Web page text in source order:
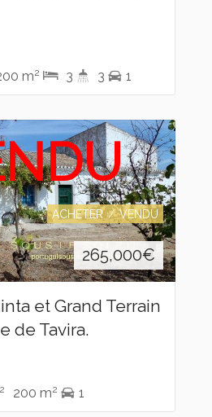
m2 3 3 1
ACHETER VENDU
265,000€
et Grand Terrain
de Tavira.
2 200 m2 1